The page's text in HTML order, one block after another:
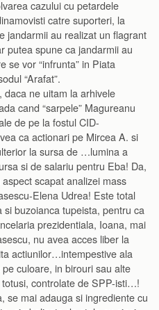
cazului cu petardele
catre suporteri, la
jandarmii au realizat un flagrant
putea spune ca jandarmii au
se vor “infrunta” in Piata
“Arafat”.
daca ne uitam la arhivele
cand “sarpele” Magureanu
de pe la fostul CID-
ca actionari pe Mircea A. si
la sursa de …lumina a
si de salariu pentru Eba! Da,
scapat analizei mass
Elena Udrea! Este total
buzoianca tupeista, pentru ca
prezidentiala, Ioana, mai
nu avea acces liber la
actiunilor…intempestive ala
culoare, in birouri sau alte
controlate de SPP-isti…!
se mai adauga si ingrediente cu